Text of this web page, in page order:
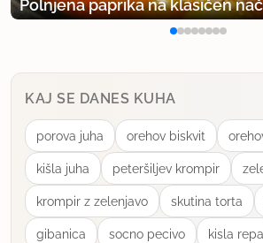
Polnjena paprika na klasičen
KAJ SE DANES KUHA
porova juha orehov biskvit
kišla juha peteršiljev krompir
krompir z zelenjavo skutina torta
gibanica socno pecivo kisla repa